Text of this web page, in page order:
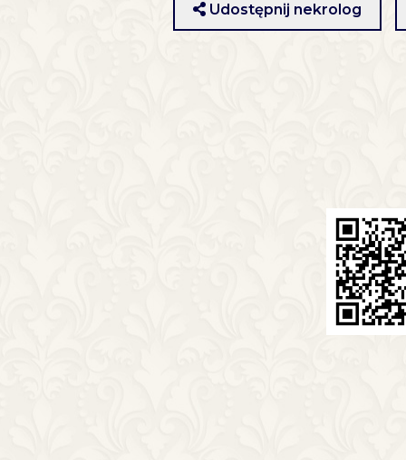
Udostępnij nekrolog